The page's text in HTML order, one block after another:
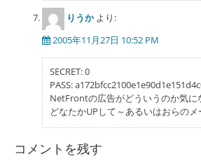
りうか より:
2005年11月27日 10:52 PM
SECRET: 0
PASS:
NetFrontの広告がどういうのか気に
どなたかUPして～あるいはおらの
コメントを残す